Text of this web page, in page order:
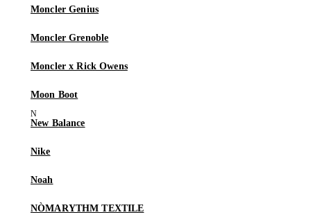
Moncler Genius
Moncler Grenoble
Moncler x Rick Owens
Moon Boot
New Balance
Nike
Noah
NÒMARYTHM TEXTILE